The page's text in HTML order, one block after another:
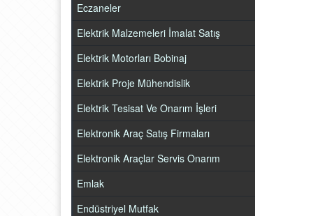
Eczaneler
Elektrik Malzemeleri İmalat Satış
Elektrik Motorları Bobinaj
Elektrik Proje Mühendislik
Elektrik Tesisat Ve Onarım İşleri
Elektronik Araç Satış Firmaları
Elektronik Araçlar Servis Onarım
Emlak
Endüstriyel Mutfak